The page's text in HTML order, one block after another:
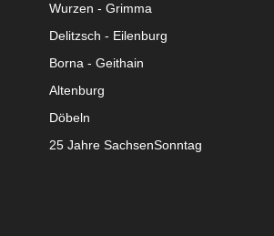
Wurzen - Grimma
Delitzsch - Eilenburg
Borna - Geithain
Altenburg
Döbeln
25 Jahre SachsenSonntag